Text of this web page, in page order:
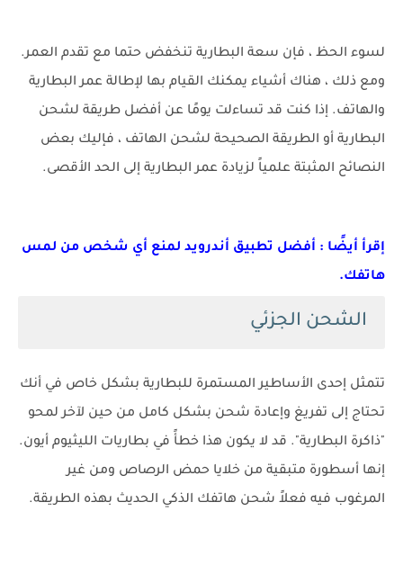
لسوء الحظ ، فإن سعة البطارية تنخفض حتما مع تقدم العمر.
ومع ذلك ، هناك أشياء يمكنك القيام بها لإطالة عمر البطارية
والهاتف. إذا كنت قد تساءلت يومًا عن أفضل طريقة لشحن
البطارية أو الطريقة الصحيحة لشحن الهاتف ، فإليك بعض
النصائح المثبتة علمياً لزيادة عمر البطارية إلى الحد الأقصى.
إقرأ أيضًا : أفضل تطبيق أندرويد لمنع أي شخص من لمس
هاتفك.
الشحن الجزئي
تتمثل إحدى الأساطير المستمرة للبطارية بشكل خاص في أنك
تحتاج إلى تفريغ وإعادة شحن بشكل كامل من حين لآخر لمحو
"ذاكرة البطارية". قد لا يكون هذا خطأً في بطاريات الليثيوم أيون.
إنها أسطورة متبقية من خلايا حمض الرصاص ومن غير
المرغوب فيه فعلاً شحن هاتفك الذكي الحديث بهذه الطريقة.